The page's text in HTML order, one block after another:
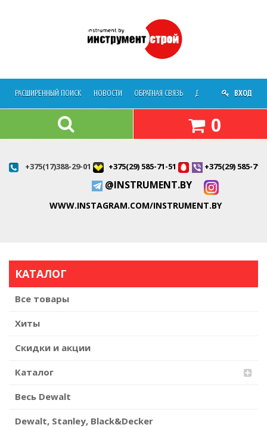
РАСШИРЕННЫЙ ПОИСК НОВОСТИ ОБРАТНАЯ СВЯЗЬ ДОСТАВКА О
ВХОД
0
+375(17)388-29-01 +375(29) 585-71-51 +375(29) 585-71-
@INSTRUMENT.BY
WWW.INSTAGRAM.COM/INSTRUMENT.BY
КАТАЛОГ
Все товары
Хиты
Скидки и акции
Каталог
Весь Dewalt
Dewalt, Stanley, Black&Decker